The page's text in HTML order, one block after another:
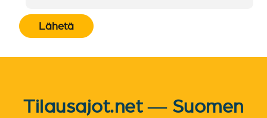
Lähetä
Tilausajot.net — Suomen